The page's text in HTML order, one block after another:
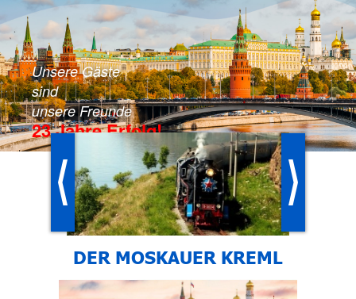
Unsere Gäste
sind
unsere Freunde
23 Jahre Erfolg!
DER MOSKAUER KREML